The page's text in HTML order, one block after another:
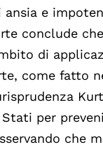
e
conclude
di
come fatto
per
che